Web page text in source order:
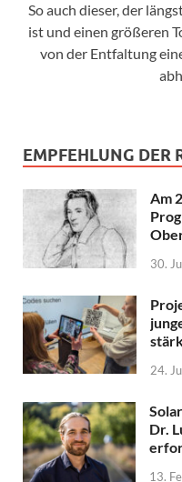
So auch dieser, der
ist und einen größeren
von der Entfaltung
EMPFEHLUNG DER
Am
30.
24.
Dr.
13.